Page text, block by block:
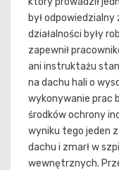
był
działalności były
zapewnił
ani instruktażu
na dachu hali o
wykonywanie prac
środków ochrony
wyniku tego jeden
dachu i zmarł w
wewnętrznych.